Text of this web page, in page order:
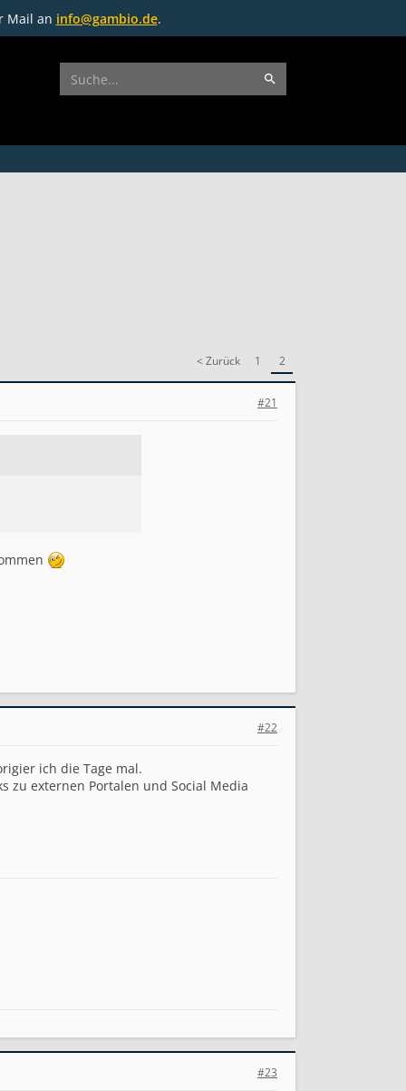
Mail an info@gambio.de.
< Zurück 1 2
#21
#22
ich die Tage mal.
zu externen Portalen und Social Media
#23